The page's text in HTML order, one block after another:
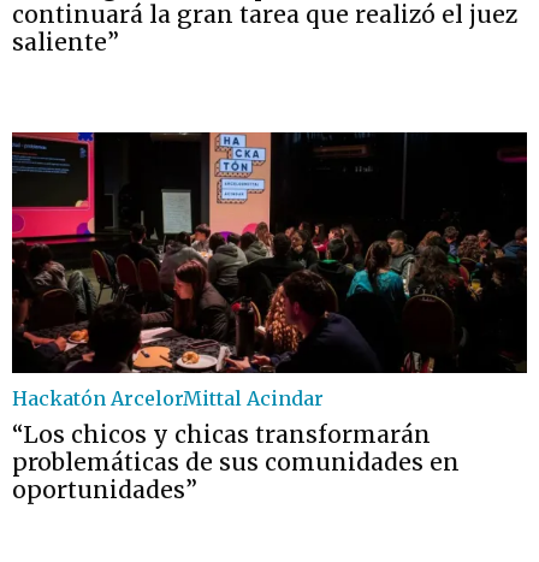
continuará la gran tarea que realizó el juez
saliente”
Hackatón ArcelorMittal Acindar
“Los chicos y chicas transformarán
problemáticas de sus comunidades en
oportunidades”